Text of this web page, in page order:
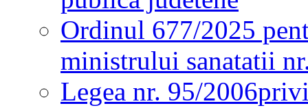
Ordinul 677/2025
ministrului sanatatii
Legea nr. 95/2006